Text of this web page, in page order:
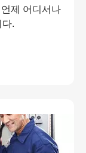
제 어디서나
다.